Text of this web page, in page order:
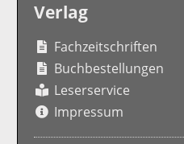
Verlag
Fachzeitschriften
Buchbestellungen
Leserservice
Impressum